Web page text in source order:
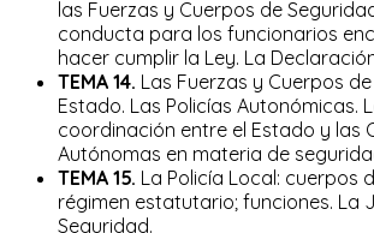
las Fuerzas y Cuerpos de
conducta para los funcionarios
hacer cumplir la Ley. La
TEMA 14. Las Fuerzas y Cuerpos
Estado. Las Policías Autonómicas.
coordinación entre el Estado y las
Autónomas en materia de
TEMA 15. La Policía Local: cuerpos
régimen estatutario; funciones. La
Seguridad.